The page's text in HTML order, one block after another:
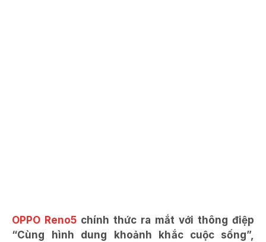
OPPO Reno5 chính thức ra mắt với thông điệp
“Cùng hình dung khoảnh khắc cuộc sống”,